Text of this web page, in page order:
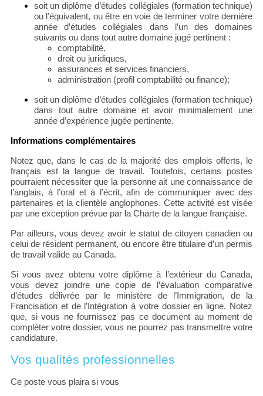
soit un diplôme d’études collégiales (formation technique)
ou l’équivalent, ou être en voie de terminer votre dernière
année d’études collégiales dans l’un des domaines
suivants ou dans tout autre domaine jugé pertinent :
comptabilité,
droit ou juridiques,
assurances et services financiers,
administration (profil comptabilité ou finance);
soit un diplôme d’études collégiales (formation technique)
dans tout autre domaine et avoir minimalement une
année d’expérience jugée pertinente.
Informations complémentaires
Notez que, dans le cas de la majorité des emplois offerts, le
français est la langue de travail. Toutefois, certains postes
pourraient nécessiter que la personne ait une connaissance de
l’anglais, à l’oral et à l’écrit, afin de communiquer avec des
partenaires et la clientèle anglophones. Cette activité est visée
par une exception prévue par la Charte de la langue française.
Par ailleurs, vous devez avoir le statut de citoyen canadien ou
celui de résident permanent, ou encore être titulaire d’un permis
de travail valide au Canada.
Si vous avez obtenu votre diplôme à l’extérieur du Canada,
vous devez joindre une copie de l’évaluation comparative
d’études délivrée par le ministère de l’Immigration, de la
Francisation et de l’Intégration à votre dossier en ligne. Notez
que, si vous ne fournissez pas ce document au moment de
compléter votre dossier, vous ne pourrez pas transmettre votre
candidature.
Vos qualités professionnelles
Ce poste vous plaira si vous